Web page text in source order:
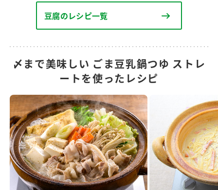
豆腐のレシピ一覧
〆まで美味しい ごま豆乳鍋つゆ ストレ
ートを使ったレシピ